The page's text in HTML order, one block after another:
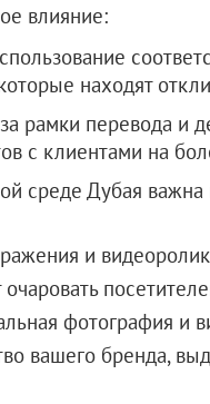
влияние:
находят
рамки перевода и
с клиентами на
среде Дубая
и
фотография и
вашего бренда,